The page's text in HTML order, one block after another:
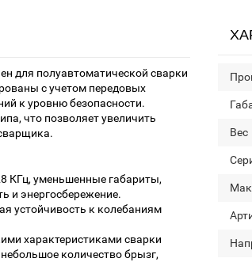
для полуавтоматической сварки
с учетом передовых
к уровню безопасности.
что позволяет увеличить
КГц, уменьшенные габариты,
и энергосбережение.
устойчивость к колебаниям
характеристиками сварки
количество брызг,
Вес